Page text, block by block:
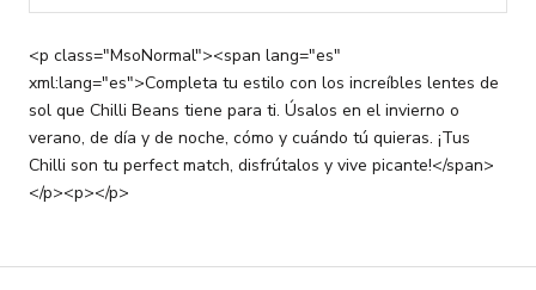
<p class="MsoNormal"><span lang="es"
xml:lang="es">Completa tu estilo con los increíbles lentes de
sol que Chilli Beans tiene para ti. Úsalos en el invierno o
verano, de día y de noche, cómo y cuándo tú quieras. ¡Tus
Chilli son tu perfect match, disfrútalos y vive picante!</span>
</p><p></p>
adicional